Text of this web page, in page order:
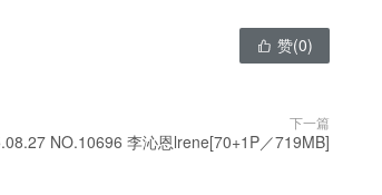
 赞(0)
下一篇
NO.10696 李沁恩lrene[70+1P／719MB]